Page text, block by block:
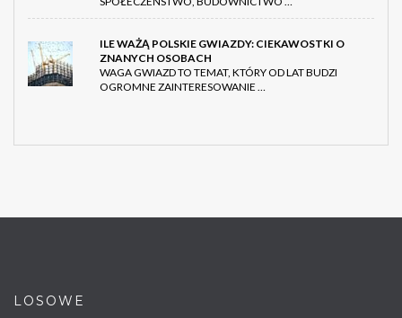
ILE WAŻĄ POLSKIE GWIAZDY: CIEKAWOSTKI O
ZNANYCH OSOBACH
WAGA GWIAZD TO TEMAT, KTÓRY OD LAT BUDZI
OGROMNE ZAINTERESOWANIE …
LOSOWE